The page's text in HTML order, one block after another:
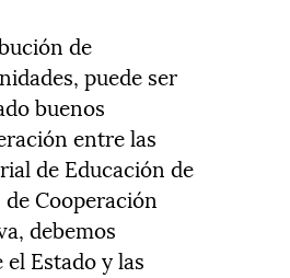
de
puede ser
buenos
entre las
de Educación de
Cooperación
debemos
Estado y las